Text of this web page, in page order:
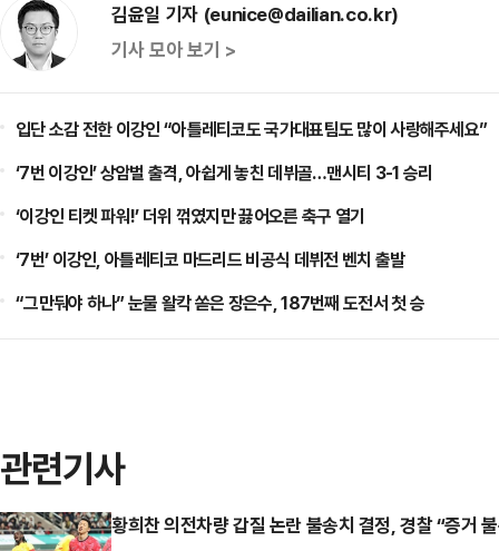
김윤일 기자 (eunice@dailian.co.kr)
기사 모아 보기 >
입단 소감 전한 이강인 “아틀레티코도 국가대표팀도 많이 사랑해주세요”
‘7번 이강인’ 상암벌 출격, 아쉽게 놓친 데뷔골…맨시티 3-1 승리
‘이강인 티켓 파워!’ 더위 꺾였지만 끓어오른 축구 열기
‘7번’ 이강인, 아틀레티코 마드리드 비공식 데뷔전 벤치 출발
“그만둬야 하나” 눈물 왈칵 쏟은 장은수, 187번째 도전서 첫 승
관련기사
황희찬 의전차량 갑질 논란 불송치 결정, 경찰 “증거